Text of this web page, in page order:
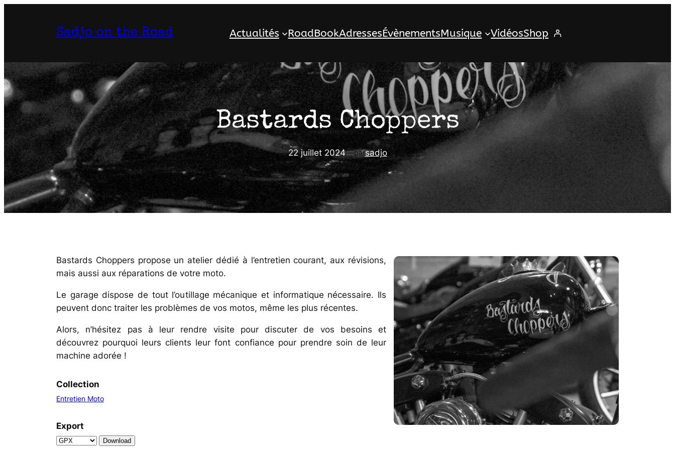
Sadjo on the Road Actualités RoadBookAdressesÉvènementsMusique VidéosShop
Bastards Choppers
22 juillet 2024—parsadjo
Bastards Choppers propose un atelier dédié à l’entretien courant, aux révisions,
mais aussi aux réparations de votre moto.
Le garage dispose de tout l’outillage mécanique et informatique nécessaire. Ils
peuvent donc traiter les problèmes de vos motos, même les plus récentes.
Alors, n’hésitez pas à leur rendre visite pour discuter de vos besoins et
découvrez pourquoi leurs clients leur font confiance pour prendre soin de leur
machine adorée !
Collection
Entretien Moto
Export